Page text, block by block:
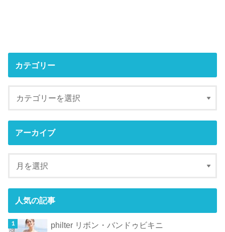
カテゴリー
アーカイブ
人気の記事
philter リボン・バンドゥビキニ